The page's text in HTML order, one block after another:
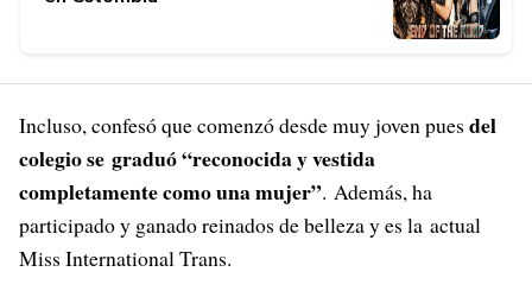
Incluso, confesó que comenzó desde muy joven pues del
colegio se graduó “reconocida y vestida
completamente como una mujer”. Además, ha
participado y ganado reinados de belleza y es la actual
Miss International Trans.